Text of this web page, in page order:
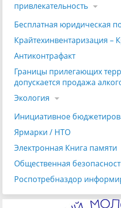
привлекательность
Бесплатная юридическая
Крайтехинвентаризация –
Антиконтрафакт
Границы прилегающих
допускается продажа
Экология
Инициативное
Ярмарки / НТО
Электронная Книга памяти
Общественная
Роспотребназдор